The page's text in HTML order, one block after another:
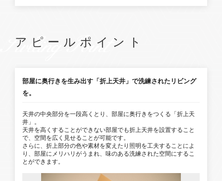
アピールポイント
部屋に奥行きを生み出す「折上天井」で洗練されたリビング
を。
天井の中央部分を一段高くとり、部屋に奥行きをつくる「折上天
井」。
天井を高くすることができない部屋でも折上天井を設置すること
で、空間を広く見せることが可能です。
さらに、折上部分の色や素材を変えたり照明を工夫することによ
り、部屋にメリハリがうまれ、味のある洗練された空間にするこ
とができます。